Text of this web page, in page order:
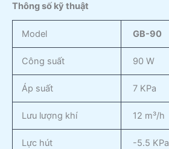
Thông số kỹ thuật
Model GB-90
Công suất 90 W
Áp suất 7 KPa
Lưu lượng khí 12 m³/h
Lực hút -5.5 KPa